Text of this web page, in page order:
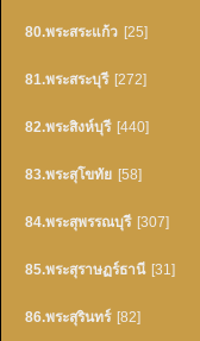
80.พระสระแก้ว [25]
81.พระสระบุรี [272]
82.พระสิงห์บุรี [440]
83.พระสุโขทัย [58]
84.พระสุพรรณบุรี [307]
85.พระสุราษฏร์ธานี [31]
86.พระสุรินทร์ [82]